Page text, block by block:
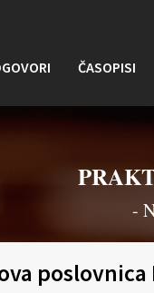
ČASOPISI
-